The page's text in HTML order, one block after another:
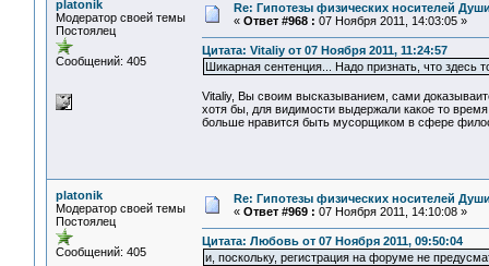
platonik
Модератор своей темы
Постоялец
Сообщений: 405
Re: Гипотезы физических носителей
« Ответ #968 : 07 Ноября 2011, 14:03:05 »
Цитата: Vitaliy от 07 Ноября 2011, 11:24:57
Шикарная сентенция... Надо признать, что
Vitaliy, Вы своим высказыванием, сами
хотя бы, для видимости выдержали какое то
больше нравится быть мусорщиком в сфере
platonik
Модератор своей темы
Постоялец
Сообщений: 405
Re: Гипотезы физических носителей
« Ответ #969 : 07 Ноября 2011, 14:10:08 »
Цитата: Любовь от 07 Ноября 2011, 09:50:04
и, поскольку, регистрация на форуме не